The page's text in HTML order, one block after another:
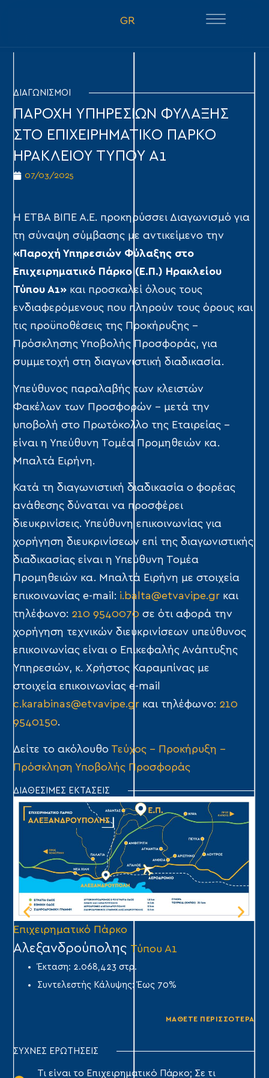
GR
ΔΙΑΓΩΝΙΣΜΟΙ
ΠΑΡΟΧΗ ΥΠΗΡΕΣΙΩΝ ΦΥΛΑΞΗΣ
ΣΤΟ ΕΠΙΧΕΙΡΗΜΑΤΙΚΟ ΠΑΡΚΟ
ΗΡΑΚΛΕΙΟΥ ΤΥΠΟΥ Α1
07/03/2025
Η ΕΤΒΑ ΒΙΠΕ Α.Ε. προκηρύσσει Διαγωνισμό για
τη σύναψη σύμβασης με αντικείμενο την
«Παροχή Υπηρεσιών Φύλαξης στο
Επιχειρηματικό Πάρκο (Ε.Π.) Ηρακλείου
Τύπου Α1» και προσκαλεί όλους τους
ενδιαφερόμενους που πληρούν τους όρους και
τις προϋποθέσεις της Προκήρυξης –
Πρόσκλησης Υποβολής Προσφοράς, για
συμμετοχή στη διαγωνιστική διαδικασία.
Υπεύθυνος παραλαβής των κλειστών
Φακέλων των Προσφορών – μετά την
υποβολή στο Πρωτόκολλο της Εταιρείας –
είναι η Υπεύθυνη Τομέα Προμηθειών κα.
Μπαλτά Ειρήνη.
Κατά τη διαγωνιστική διαδικασία ο φορέας
ανάθεσης δύναται να προσφέρει
διευκρινίσεις. Υπεύθυνη επικοινωνίας για
χορήγηση διευκρινίσεων επί της διαγωνιστικής
διαδικασίας είναι η Υπεύθυνη Τομέα
Προμηθειών κα. Μπαλτά Ειρήνη με στοιχεία
επικοινωνίας e-mail: i.balta@etvavipe.gr και
τηλέφωνο: 210 9540070 σε ότι αφορά την
χορήγηση τεχνικών διευκρινίσεων υπεύθυνος
επικοινωνίας είναι ο Επικεφαλής Ανάπτυξης
Υπηρεσιών, κ. Χρήστος Καραμπίνας με
στοιχεία επικοινωνίας e-mail
c.karabinas@etvavipe.gr και τηλέφωνο: 210
9540150.
Δείτε το ακόλουθο Τεύχος – Προκήρυξη –
Πρόσκληση Υποβολής Προσφοράς
ΔΙΑΘΕΣΙΜΕΣ ΕΚΤΑΣΕΙΣ
Επιχειρηματικό Πάρκο
Αλεξανδρούπολης Τύπου Α1
Έκταση: 2.068,423 στρ.
Συντελεστής Κάλυψης: Έως 70%
ΜΑΘΕΤΕ ΠΕΡΙΣΣΟΤΕΡΑ
ΣΥΧΝΕΣ ΕΡΩΤΗΣΕΙΣ
Τι είναι το Επιχειρηματικό Πάρκο; Σε τι